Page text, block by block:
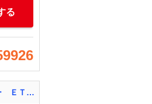
る
ノート Ｘ １年保証付 純正ナビ 全周囲カメラ 衝突被害軽減システム 禁煙車 ドラレコ コーナーセンサー スマートキー ＥＴＣ オートライト Ｂｌｕｅｔｏｏｔｈ ＣＤ ＤＶＤ再生 地デジ